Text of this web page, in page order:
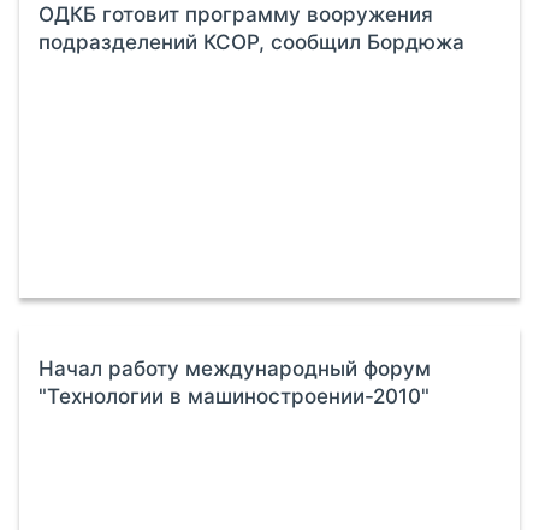
ОДКБ готовит программу вооружения
подразделений КСОР, сообщил Бордюжа
Начал работу международный форум
"Технологии в машиностроении-2010"